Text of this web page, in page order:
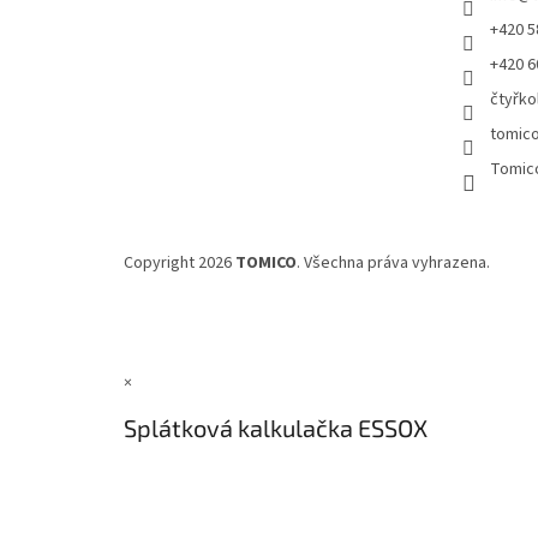
+420
+420
Copyright 2026 TOMICO. Všechna práva vyhrazena.
×
Splátková kalkulačka ESSOX